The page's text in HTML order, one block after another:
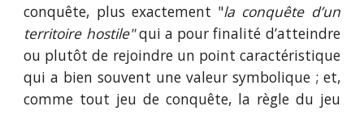
conquête, plus exactement "la conquête d’un
territoire hostile"qui a pour finalité d’atteindre
ou plutôt de rejoindre un point caractéristique
qui a bien souvent une valeur symbolique ; et,
comme tout jeu de conquête, la règle du jeu